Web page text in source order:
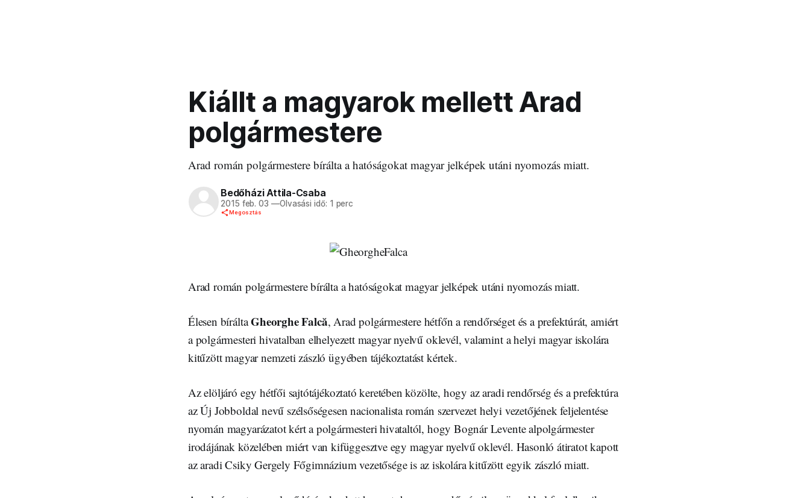
Kiállt a magyarok mellett Arad
polgármestere
Arad román polgármestere bírálta a hatóságokat magyar jelképek utáni nyomozás miatt.
Bedőházi Attila-Csaba
2015 feb. 03 —Olvasási idő: 1 perc
Megosztás
Arad román polgármestere bírálta a hatóságokat magyar jelképek utáni nyomozás miatt.
Élesen bíráltaGheorghe Falcă, Arad polgármestere hétfőn a rendőrséget és a prefektúrát, amiért
a polgármesteri hivatalban elhelyezett magyar nyelvű oklevél, valamint a helyi magyar iskolára
kitűzött magyar nemzeti zászló ügyében tájékoztatást kértek.
Az elöljáró egy hétfői sajtótájékoztató keretében közölte, hogy az aradi rendőrség és a prefektúra
az Új Jobboldal nevű szélsőségesen nacionalista román szervezet helyi vezetőjének feljelentése
nyomán magyarázatot kért a polgármesteri hivataltól, hogy Bognár Levente alpolgármester
irodájának közelében miért van kifüggesztve egy magyar nyelvű oklevél. Hasonló átiratot kapott
az aradi Csiky Gergely Főgimnázium vezetősége is az iskolára kitűzött egyik zászló miatt.